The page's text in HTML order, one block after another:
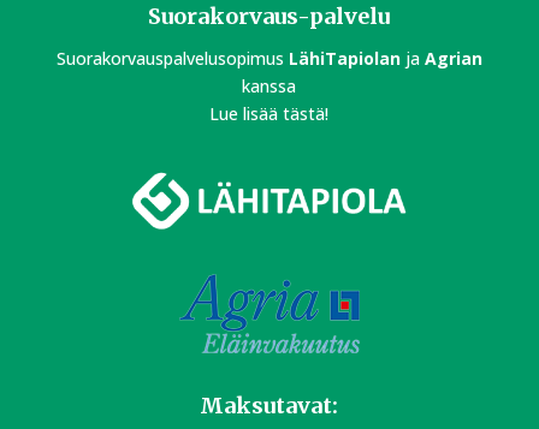
Suorakorvaus-palvelu
Suorakorvauspalvelusopimus LähiTapiolanja Agrian
kanssa
Lue lisää tästä!
Maksutavat: